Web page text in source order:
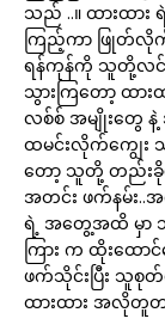
သည် ..။ ထားထား
ကြည့်ကာ ဖြုတ်လိုက်
ရန်ကုန်ကို သူတို့လင်မ
သွားကြတော့ ထာ
လစ်စ် အမျိုးတွေ နဲ့
ထမင်းလိုက်ကျွေး
တော့ သူတို့ တည်းခို
အတင်း ဖက်နမ်း..
ရဲ့ အတွေ့အထိ မှာ
ကြား က ထိုးထော
ဖက်သိုင်းပြီး သူစု
ထားထား အလိုတူ